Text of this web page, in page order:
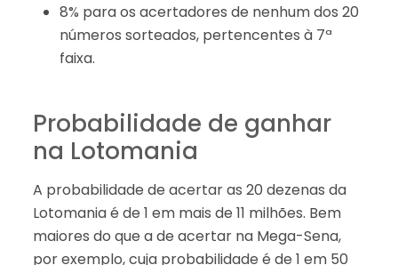
8% para os acertadores de nenhum dos 20
números sorteados, pertencentes à 7ª
faixa.
Probabilidade de ganhar
na Lotomania
A probabilidade de acertar as 20 dezenas da
Lotomania é de 1 em mais de 11 milhões. Bem
maiores do que a de acertar na Mega-Sena,
por exemplo, cuja probabilidade é de 1 em 50